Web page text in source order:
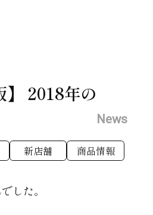
2018年の
News
新店舗 商品情報
した。